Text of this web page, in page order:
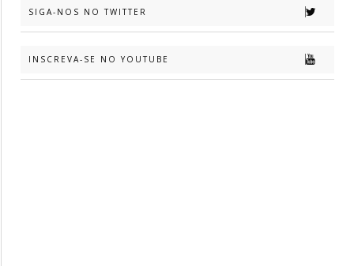
SIGA-NOS NO TWITTER
INSCREVA-SE NO YOUTUBE